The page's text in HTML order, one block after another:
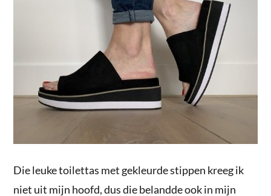
Die leuke toilettas met gekleurde stippen kreeg ik
niet uit mijn hoofd, dus die belandde ook in mijn